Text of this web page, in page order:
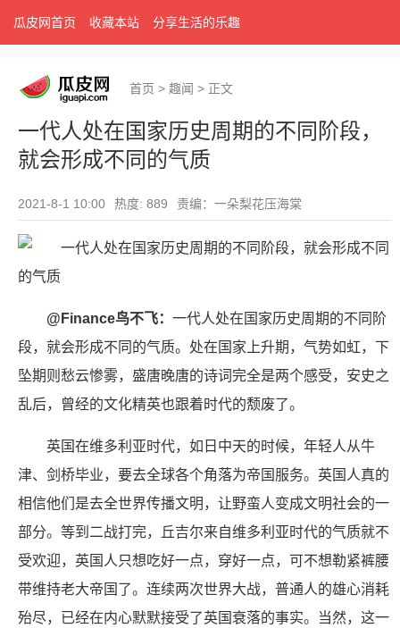
瓜皮网首页 收藏本站 分享生活的乐趣
首页 > 趣闻 > 正文
一代人处在国家历史周期的不同阶段，
就会形成不同的气质
2021-8-1 10:00 热度: 889 责编：一朵梨花压海棠
@Finance鸟不飞： 一代人处在国家历史周期的不同阶
段，就会形成不同的气质。处在国家上升期，气势如虹，下
坠期则愁云惨雾，盛唐晚唐的诗词完全是两个感受，安史之
乱后，曾经的文化精英也跟着时代的颓废了。
英国在维多利亚时代，如日中天的时候，年轻人从牛
津、剑桥毕业，要去全球各个角落为帝国服务。英国人真的
相信他们是去全世界传播文明，让野蛮人变成文明社会的一
部分。等到二战打完，丘吉尔来自维多利亚时代的气质就不
受欢迎，英国人只想吃好一点，穿好一点，可不想勒紧裤腰
带维持老大帝国了。连续两次世界大战，普通人的雄心消耗
殆尽，已经在内心默默接受了英国衰落的事实。当然，这一